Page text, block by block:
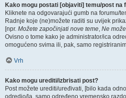
Kako mogu postati [objaviti] temu/post na
Kliknete na odgovarajući gumb na forumu/
Radnje koje (ne)možete raditi su uvijek
[npr. Možete započinjati nove teme, Ne
Ovisno o tome kako je administrator/ica
omogućeno svima ili, pak, samo
Vrh
Kako mogu urediti/izbrisati post?
Post možete urediti/uređivati, [bilo kada
odredio/la, samo određeno vremensko